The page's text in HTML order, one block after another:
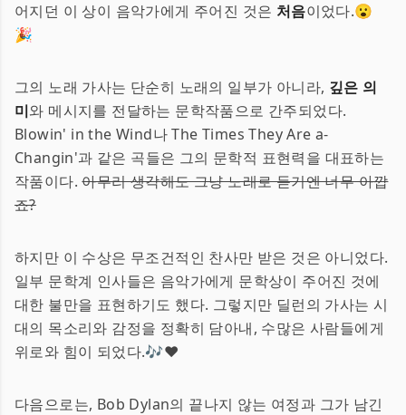
어지던 이 상이 음악가에게 주어진 것은 처음이었다.😮
🎉
그의 노래 가사는 단순히 노래의 일부가 아니라, 깊은 의
미와 메시지를 전달하는 문학작품으로 간주되었다.
Blowin' in the Wind나 The Times They Are a-
Changin'과 같은 곡들은 그의 문학적 표현력을 대표하는
작품이다.아무리 생각해도 그냥 노래로 듣기엔 너무 아깝
죠?
하지만 이 수상은 무조건적인 찬사만 받은 것은 아니었다.
일부 문학계 인사들은 음악가에게 문학상이 주어진 것에
대한 불만을 표현하기도 했다. 그렇지만 딜런의 가사는 시
대의 목소리와 감정을 정확히 담아내, 수많은 사람들에게
위로와 힘이 되었다.🎶❤️
다음으로는, Bob Dylan의 끝나지 않는 여정과 그가 남긴